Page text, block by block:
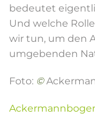
bedeutet
Und welche
wir tun, um den
umgebenden
Foto: ©